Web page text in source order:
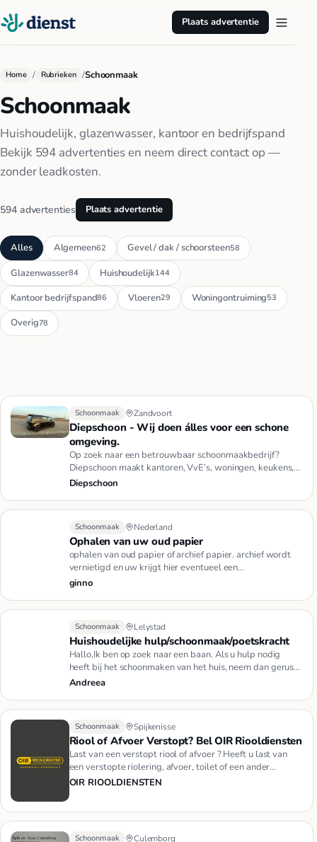
Plaats advertentie
Home / Rubrieken /Schoonmaak
Schoonmaak
Huishoudelijk, glazenwasser, kantoor en bedrijfspand
Bekijk 594 advertenties en neem direct contact op —
zonder leadkosten.
594 advertenties Plaats advertentie
Alles Algemeen62 Gevel / dak / schoorsteen58
Glazenwasser84 Huishoudelijk144
Kantoor bedrijfspand86 Vloeren29 Woningontruiming53
Overig78
Schoonmaak Zandvoort
Diepschoon - Wij doen álles voor een schone
omgeving.
Op zoek naar een betrouwbaar schoonmaakbedrijf?
Diepschoon maakt kantoren, VvE’s, woningen, keukens,
badkamers en meer b…
Diepschoon
Schoonmaak Nederland
Ophalen van uw oud papier
ophalen van oud papier of archief papier. archief wordt
vernietigd en uw krijgt hier eventueel een
vernietigingsbewijs v…
ginno
Schoonmaak Lelystad
Huishoudelijke hulp/schoonmaak/poetskracht
Hallo,Ik ben op zoek naar een baan. Als u hulp nodig
heeft bij het schoonmaken van het huis, neem dan gerust
contact met…
Andreea
Schoonmaak Spijkenisse
Riool of Afvoer Verstopt? Bel OIR Riooldiensten
Last van een verstopt riool of afvoer ? Heeft u last van
een verstopte riolering, afvoer, toilet of een ander
verstoppin…
OIR RIOOLDIENSTEN
Schoonmaak Culemborg